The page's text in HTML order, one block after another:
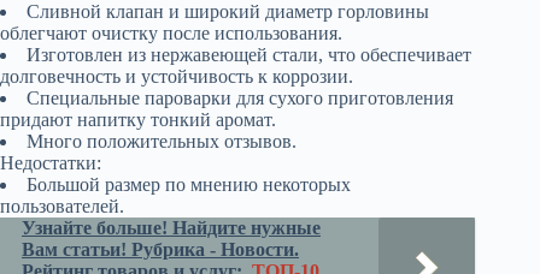
Сливной клапан и широкий диаметр горловины
облегчают очистку после использования.
Изготовлен из нержавеющей стали, что обеспечивает
долговечность и устойчивость к коррозии.
Специальные пароварки для сухого приготовления
придают напитку тонкий аромат.
Много положительных отзывов.
Недостатки:
Большой размер по мнению некоторых
пользователей.
Узнайте больше! Найдите нужные
Вам статьи! Рубрика - Новости.